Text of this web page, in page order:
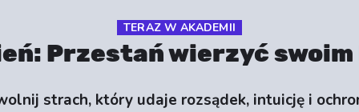
TERAZ W AKADEMII
Przestań wierzyć swoim
strach, który udaje rozsądek, intuicję i